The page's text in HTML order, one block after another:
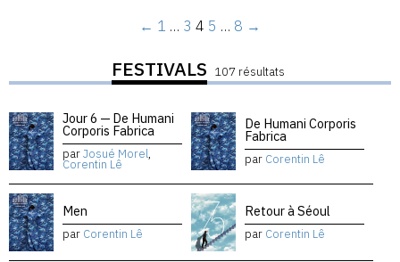
← 1 … 3 4 5 … 8 →
FESTIVALS 107 résultats
Jour 6 — De Humani
Corporis Fabrica
parJosué Morel,
Corentin Lê
De Humani Corporis
Fabrica
par Corentin Lê
Men
par Corentin Lê
Retour à Séoul
par Corentin Lê